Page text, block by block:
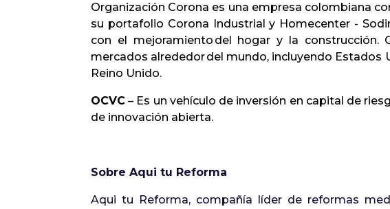
Organización Corona es una empresa colombiana
su portafolio Corona Industrial y Homecenter -
con el mejoramiento del hogar y la construcción.
mercados alrededor del mundo, incluyendo Estados
Reino Unido.
OCVC – Es un vehículo de inversión en capital de
de innovación abierta.
Sobre Aqui tu Reforma
Aqui tu Reforma, compañía líder de reformas